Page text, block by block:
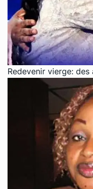
Redevenir vierge: